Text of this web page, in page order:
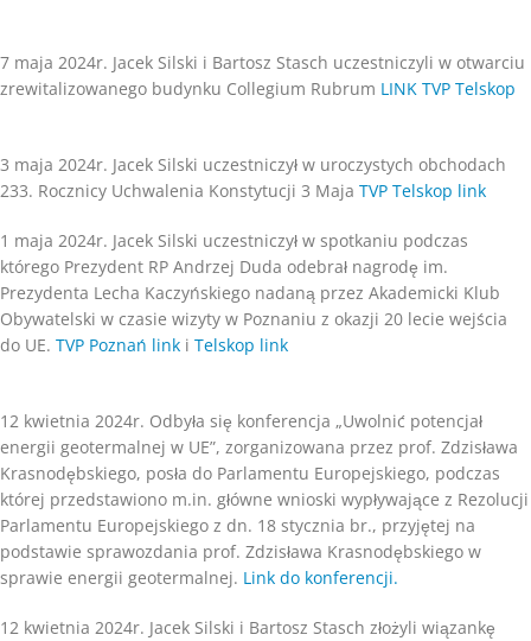
7 maja 2024r. Jacek Silski i Bartosz Stasch uczestniczyli w otwarciu
zrewitalizowanego budynku Collegium Rubrum LINK TVP Telskop
3 maja 2024r. Jacek Silski uczestniczył w uroczystych obchodach
233. Rocznicy Uchwalenia Konstytucji 3 Maja TVP Telskop link
1 maja 2024r. Jacek Silski uczestniczył w spotkaniu podczas
którego Prezydent RP Andrzej Duda odebrał nagrodę im.
Prezydenta Lecha Kaczyńskiego nadaną przez Akademicki Klub
Obywatelski w czasie wizyty w Poznaniu z okazji 20 lecie wejścia
do UE. TVP Poznań link i Telskop link
12 kwietnia 2024r. Odbyła się konferencja „Uwolnić potencjał
energii geotermalnej w UE”, zorganizowana przez prof. Zdzisława
Krasnodębskiego, posła do Parlamentu Europejskiego, podczas
której przedstawiono m.in. główne wnioski wypływające z Rezolucji
Parlamentu Europejskiego z dn. 18 stycznia br., przyjętej na
podstawie sprawozdania prof. Zdzisława Krasnodębskiego w
sprawie energii geotermalnej. Link do konferencji.
12 kwietnia 2024r. Jacek Silski i Bartosz Stasch złożyli wiązankę